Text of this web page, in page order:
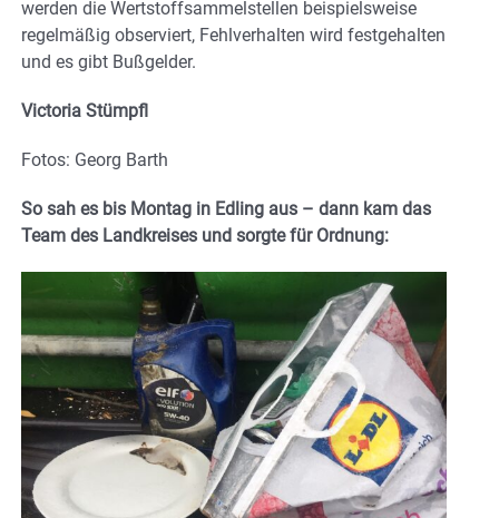
werden die Wertstoffsammelstellen beispielsweise
regelmäßig observiert, Fehlverhalten wird festgehalten
und es gibt Bußgelder.
Victoria Stümpfl
Fotos: Georg Barth
So sah es bis Montag in Edling aus – dann kam das
Team des Landkreises und sorgte für Ordnung: